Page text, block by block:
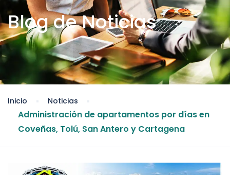
Blog de Noticias
Inicio Noticias
Administración de apartamentos por días en
Coveñas, Tolú, San Antero y Cartagena